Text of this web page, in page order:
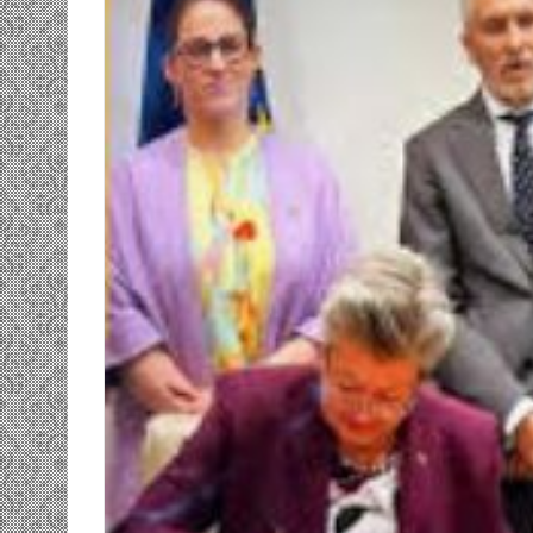
…/ بين
وسندان المغاضبين
بومديد…..صرخة
ومضة…./ بومديد…..صرخة استغاثة..
معادة..؟ / الشريف بونا